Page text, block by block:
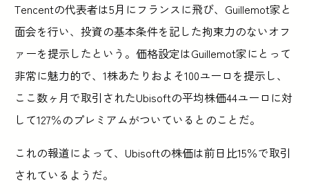
Tencentの代表者は5月にフランスに飛び、Guillemot家と
面会を行い、投資の基本条件を記した拘束力のないオフ
ァーを提示したという。価格設定はGuillemot家にとって
非常に魅力的で、1株あたりおよそ100ユーロを提示し、
ここ数ヶ月で取引されたUbisoftの平均株価44ユーロに対
して127％のプレミアムがついているとのことだ。
これの報道によって、Ubisoftの株価は前日比15％で取引
されているようだ。